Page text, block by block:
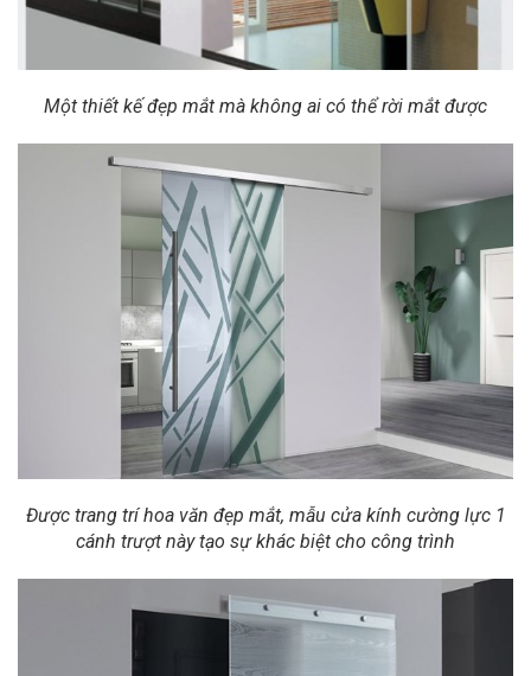
Một thiết kế đẹp mắt mà không ai có thể rời mắt được
Được trang trí hoa văn đẹp mắt, mẫu cửa kính cường lực 1
cánh trượt này tạo sự khác biệt cho công trình